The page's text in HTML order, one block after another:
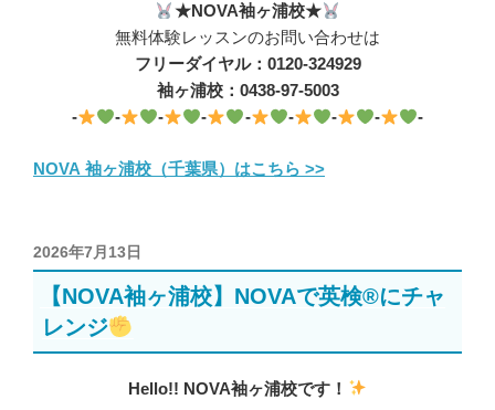
★NOVA袖ヶ浦校★
無料体験レッスンのお問い合わせは
フリーダイヤル：0120-324929
袖ヶ浦校：0438-97-5003
-
- - - - - - - -
NOVA 袖ヶ浦校（千葉県）はこちら >>
投
稿
2026年7月13日
【NOVA袖ヶ浦校】NOVAで英検®にチャ
レンジ
Hello!! NOVA袖ヶ浦校です！